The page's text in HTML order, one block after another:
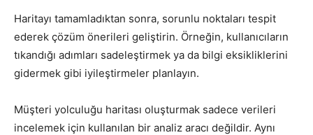
Haritayı tamamladıktan sonra, sorunlu noktaları tespit
ederek çözüm önerileri geliştirin. Örneğin, kullanıcıların
tıkandığı adımları sadeleştirmek ya da bilgi eksikliklerini
gidermek gibi iyileştirmeler planlayın.
Müşteri yolculuğu haritası oluşturmak sadece verileri
incelemek için kullanılan bir analiz aracı değildir. Aynı